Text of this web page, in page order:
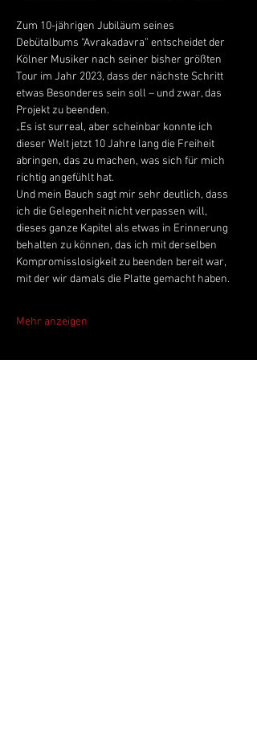
Zum 10-jährigen Jubiläum seines
Debütalbums “Avrakadavra” entscheidet der
Kölner Musiker nach seiner bisher größten
Tour im Jahr 2023, dass der nächste Schritt
etwas Besonderes sein soll – und zwar, das
Projekt zu beenden.
„Es ist surreal, aber scheinbar konnte ich
dieser Welt jetzt 10 Jahre lang die Freiheit
abringen, das zu machen, was sich für mich
richtig angefühlt hat.
Und mein Bauch sagt mir sehr deutlich, dass
ich die Gelegenheit nicht verpassen will,
dieses ganze Kapitel als etwas in Erinnerung
behalten zu können, das ich mit derselben
Kompromisslosigkeit zu beenden bereit war,
mit der wir damals die Platte gemacht haben.
Mehr anzeigen